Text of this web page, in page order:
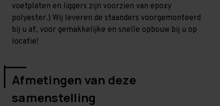
voetplaten en liggers zijn voorzien van epoxy
polyester.) Wij leveren de staanders voorgemonteerd
bij u af, voor gemakkelijke en snelle opbouw bij u op
locatie!
Afmetingen van deze
samenstelling